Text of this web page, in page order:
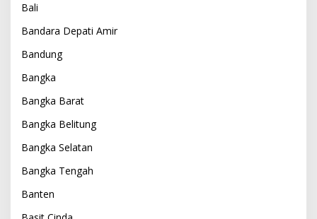
Bali
Bandara Depati Amir
Bandung
Bangka
Bangka Barat
Bangka Belitung
Bangka Selatan
Bangka Tengah
Banten